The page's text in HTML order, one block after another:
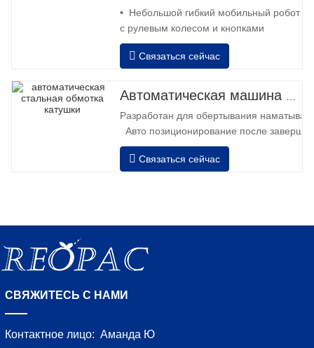
• Небольшой гибкий мобильный робот
с рулевым колесом и кнопками
управления вперед и назад. • Работа
вне колонны • 2 аккумулятора 12 В /
последовательно. • Вместимость с
Зарядное устройство, автоматическое
высокочастотное, время зарядки ок
Связаться сейчас
Разработан для обертывания
Авто позиционирование после
растяжение сила может быть
Пневматический верхний валик к пресс
Связаться сейчас
СВЯЖИТЕСЬ С НАМИ
Контактное лицо: Аманда Ю